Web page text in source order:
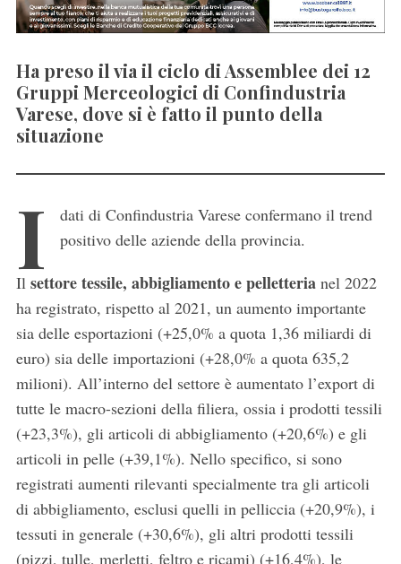
Ha preso il via il ciclo di Assemblee dei 12
Gruppi Merceologici di Confindustria
Varese, dove si è fatto il punto della
situazione
I dati di Confindustria Varese confermano il trend
positivo delle aziende della provincia.
Il settore tessile, abbigliamento e pelletteria nel 2022
ha registrato, rispetto al 2021, un aumento importante
sia delle esportazioni (+25,0% a quota 1,36 miliardi di
euro) sia delle importazioni (+28,0% a quota 635,2
milioni). All’interno del settore è aumentato l’export di
tutte le macro-sezioni della filiera, ossia i prodotti tessili
(+23,3%), gli articoli di abbigliamento (+20,6%) e gli
articoli in pelle (+39,1%). Nello specifico, si sono
registrati aumenti rilevanti specialmente tra gli articoli
di abbigliamento, esclusi quelli in pelliccia (+20,9%), i
tessuti in generale (+30,6%), gli altri prodotti tessili
(pizzi, tulle, merletti, feltro e ricami) (+16,4%), le